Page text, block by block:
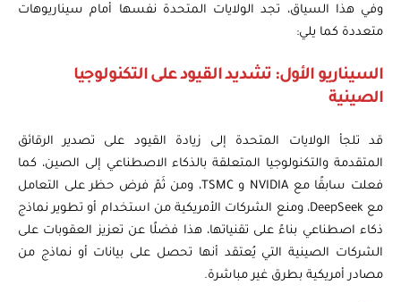
وفي هذا السياق، تجد الولايات المتحدة نفسها أمام سيناريوهات
متعددة كما يلي:
السيناريو الأول: تشديد القيود على التكنولوجيا
الصينية
قد تلجأ الولايات المتحدة إلى زيادة القيود على تصدير الرقائق
المتقدمة والتكنولوجيا المتعلقة بالذكاء الاصطناعي إلى الصين، كما
فعلت سابقًا مع NVIDIA و TSMC، ومن ثَمّ فرض حظر على التعامل
مع DeepSeek، ومنع الشركات الأمريكية من استخدام أو تطوير نماذج
ذكاء اصطناعي بناءً على تقنياتها، هذا فضلًا عن تعزيز العقوبات على
الشركات الصينية التي يُعتقد أنها تحصل على بيانات أو نماذج من
مصادر أمريكية بطرق غير مباشرة.